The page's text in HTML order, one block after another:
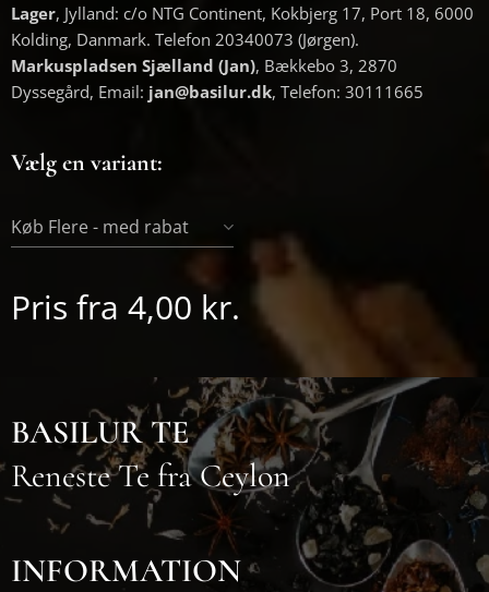
Lager, Jylland: c/o NTG Continent, Kokbjerg 17, Port 18, 6000
Kolding, Danmark. Telefon 20340073 (Jørgen).
Markuspladsen Sjælland (Jan), Bækkebo 3, 2870
Dyssegård, Email: jan@basilur.dk, Telefon: 30111665
Vælg en variant:
Køb Flere - med rabat
Pris fra 4,00 kr.
BASILUR TE
Reneste Te fra Ceylon
INFORMATION